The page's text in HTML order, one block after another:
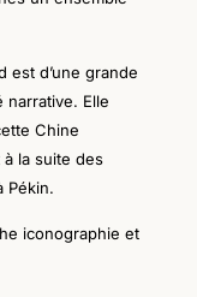
est d’une grande
Elle
Chine
à la suite des
Pékin.
iconographie et